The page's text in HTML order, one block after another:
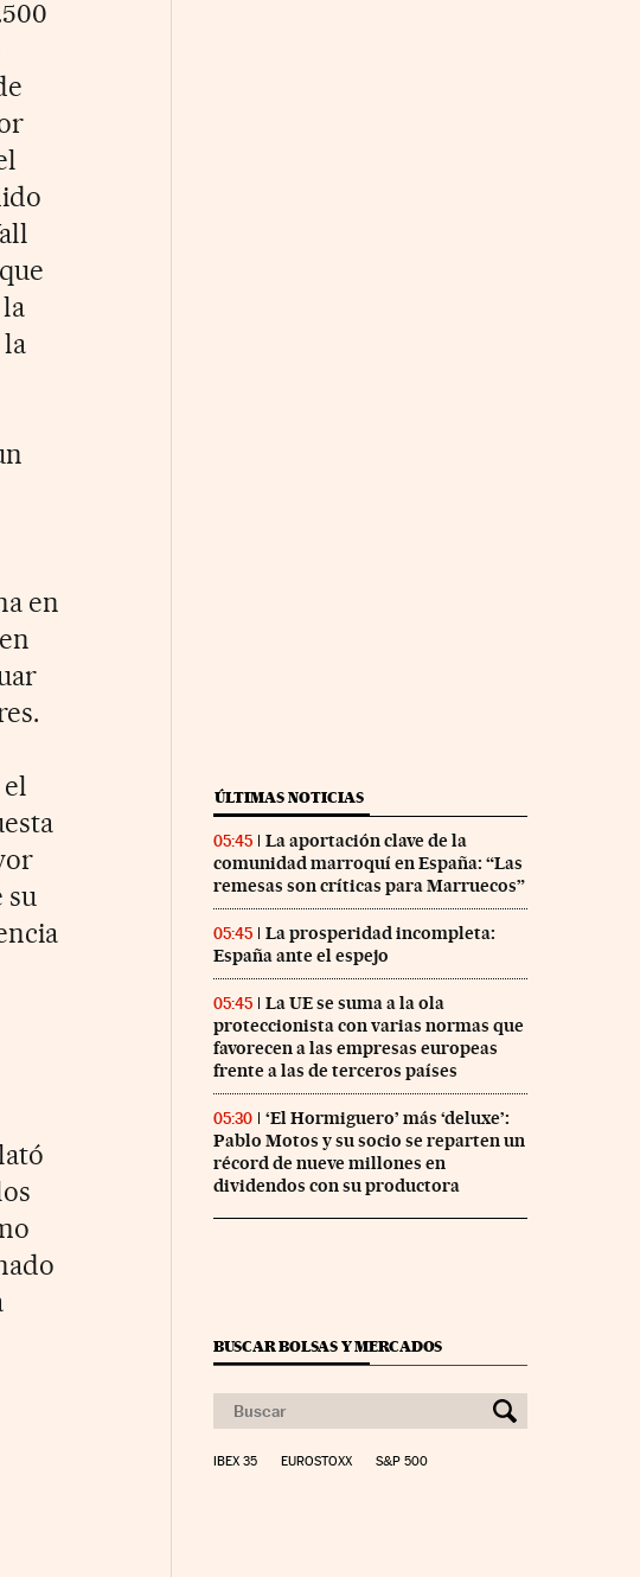
en
su
ÚLTIMAS NOTICIAS
05:45
La aportación clave de la
comunidad marroquí en España: “Las
remesas son críticas para Marruecos”
05:45
La prosperidad incompleta:
España ante el espejo
05:45
La UE se suma a la ola
proteccionista con varias normas que
favorecen a las empresas europeas
frente a las de terceros países
05:30
‘El Hormiguero’ más ‘deluxe’:
Pablo Motos y su socio se reparten un
récord de nueve millones en
dividendos con su productora
BUSCAR BOLSAS Y MERCADOS
IBEX 35 EUROSTOXX S&P 500